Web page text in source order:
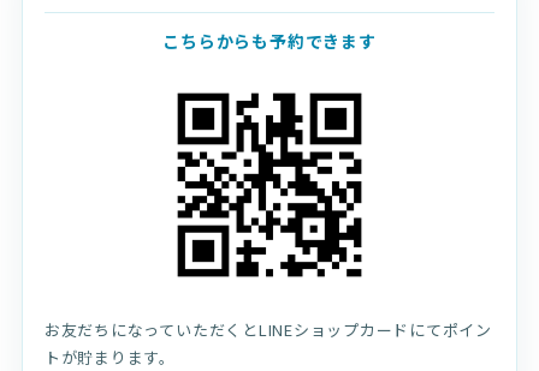
こちらからも予約できます
お友だちになっていただくとLINEショップカードにてポイン
トが貯まります。